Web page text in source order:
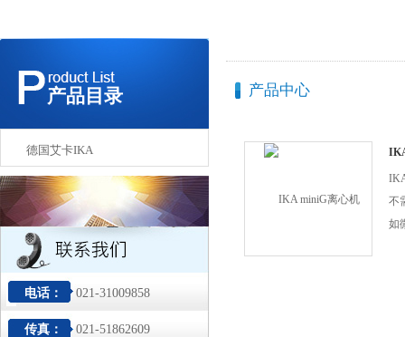
产品目录
德国艾卡IKA
电话： 021-31009858
传真： 021-51862609
产品中心
不
如